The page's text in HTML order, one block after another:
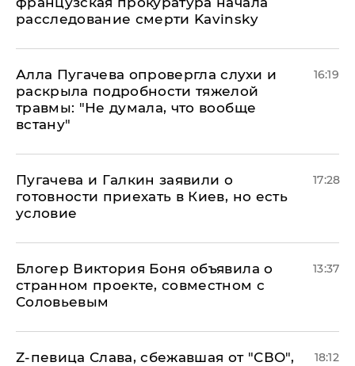
расследование смерти Kavinsky
Алла Пугачева опровергла слухи и
раскрыла подробности тяжелой
травмы: "Не думала, что вообще
встану"
16:19
Пугачева и Галкин заявили о
готовности приехать в Киев, но есть
условие
17:28
Блогер Виктория Боня объявила о
странном проекте, совместном с
Соловьевым
13:37
Z-певица Слава, сбежавшая от "СВО",
18:12